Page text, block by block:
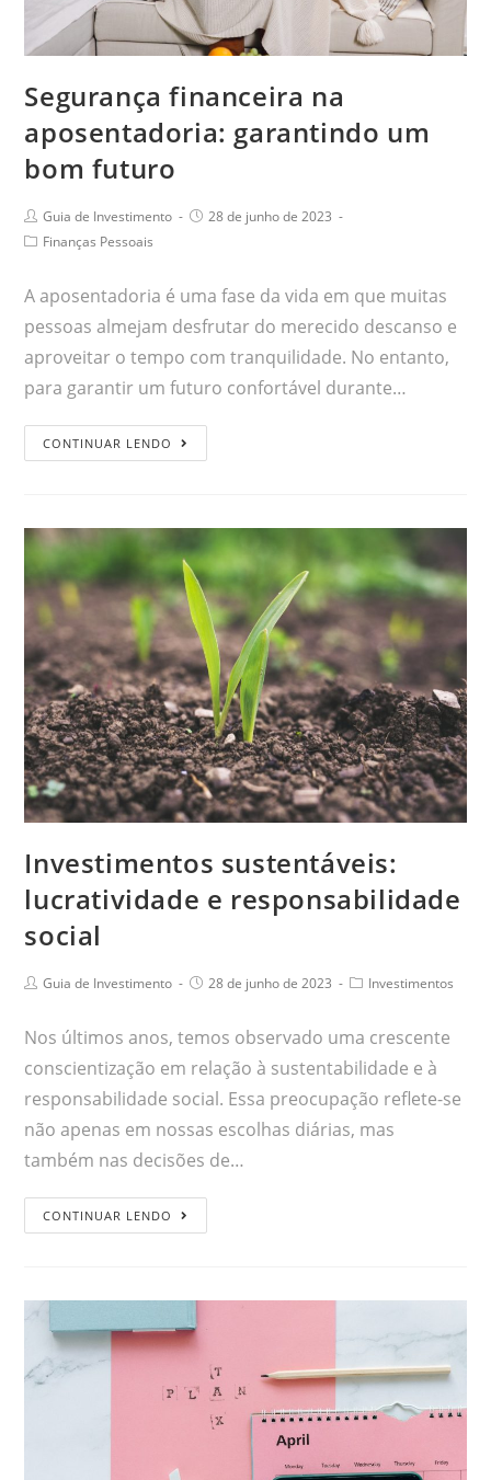
Segurança financeira na
aposentadoria: garantindo um
bom futuro
Guia de Investimento
28 de junho de 2023
Finanças Pessoais
A aposentadoria é uma fase da vida em que muitas
pessoas almejam desfrutar do merecido descanso e
aproveitar o tempo com tranquilidade. No entanto,
para garantir um futuro confortável durante…
CONTINUAR LENDO
Investimentos sustentáveis:
lucratividade e responsabilidade
social
Guia de Investimento 28 de junho de 2023 Investimentos
Nos últimos anos, temos observado uma crescente
conscientização em relação à sustentabilidade e à
responsabilidade social. Essa preocupação reflete-se
não apenas em nossas escolhas diárias, mas
também nas decisões de…
CONTINUAR LENDO